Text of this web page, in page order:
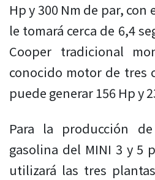
Hp y 300 Nm de par, con
le tomará cerca de 6,4
Cooper tradicional
conocido motor de tres
puede generar 156 Hp y
Para la producción
gasolina del MINI 3 y 5
utilizará las tres